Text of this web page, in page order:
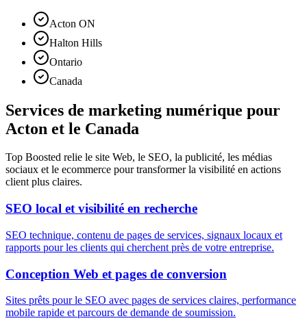
Acton ON
Halton Hills
Ontario
Canada
Services de marketing numérique pour
Acton et le Canada
Top Boosted relie le site Web, le SEO, la publicité, les médias
sociaux et le ecommerce pour transformer la visibilité en actions
client plus claires.
SEO local et visibilité en recherche
SEO technique, contenu de pages de services, signaux locaux et
rapports pour les clients qui cherchent près de votre entreprise.
Conception Web et pages de conversion
Sites prêts pour le SEO avec pages de services claires, performance
mobile rapide et parcours de demande de soumission.